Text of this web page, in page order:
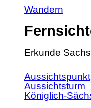
Wandern
Erkunde
Aussichtspunkt
Aussichtsturm
Königlich-